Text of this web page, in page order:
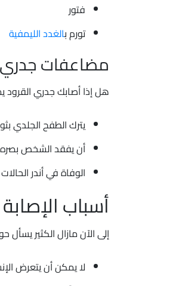
فتور
تورم بالغدد الليمفية
مضاعفات جدري
هل إذا أصابك جدري
يترك الطفح الجلدي
أن يفقد الشخص
الوفاة في أندر الحالات
أسباب
إلى الآن مازال الكثير يسأل
لا يمكن أن يتعرض